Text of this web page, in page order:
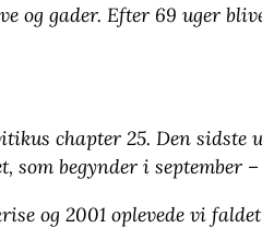
og gader. Efter 69 uger
chapter 25. Den
som begynder i september –
og 2001 oplevede vi